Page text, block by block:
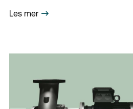
Les mer